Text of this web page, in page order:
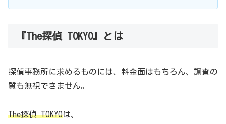
『The探偵 TOKYO』とは
探偵事務所に求めるものには、料金面はもちろん、調査の
質も無視できません。
The探偵 TOKYOは、